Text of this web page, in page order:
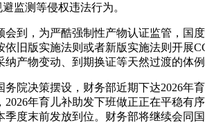
监测等侵权违法行为。
，为严酷强制性产物认证监管，国
旧版实施法则或者新版实施法则开展
产物变动、到期换证等天然过渡的体例
决策摆设，财务部近期下达2026年
年育儿补助发下班做正正在平稳
度末前发放到位。财务部将继续会